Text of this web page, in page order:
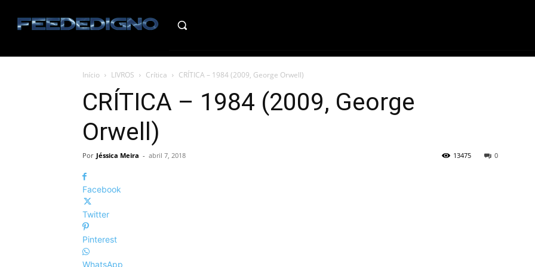
Início LIVROS Crítica CRÍTICA – 1984 (2009, George Orwell)
CRÍTICA – 1984 (2009, George
Orwell)
Por Jéssica Meira - abril 7, 2018 0
13475
Facebook
Twitter
Pinterest
WhatsApp